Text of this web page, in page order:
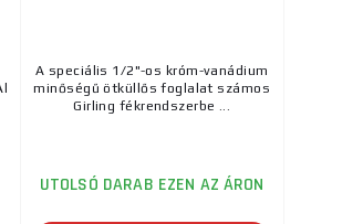
A speciális 1/2"-os króm-vanádium
minőségű ötküllős foglalat számos
Girling fékrendszerbe ...
UTOLSÓ DARAB EZEN AZ ÁRON